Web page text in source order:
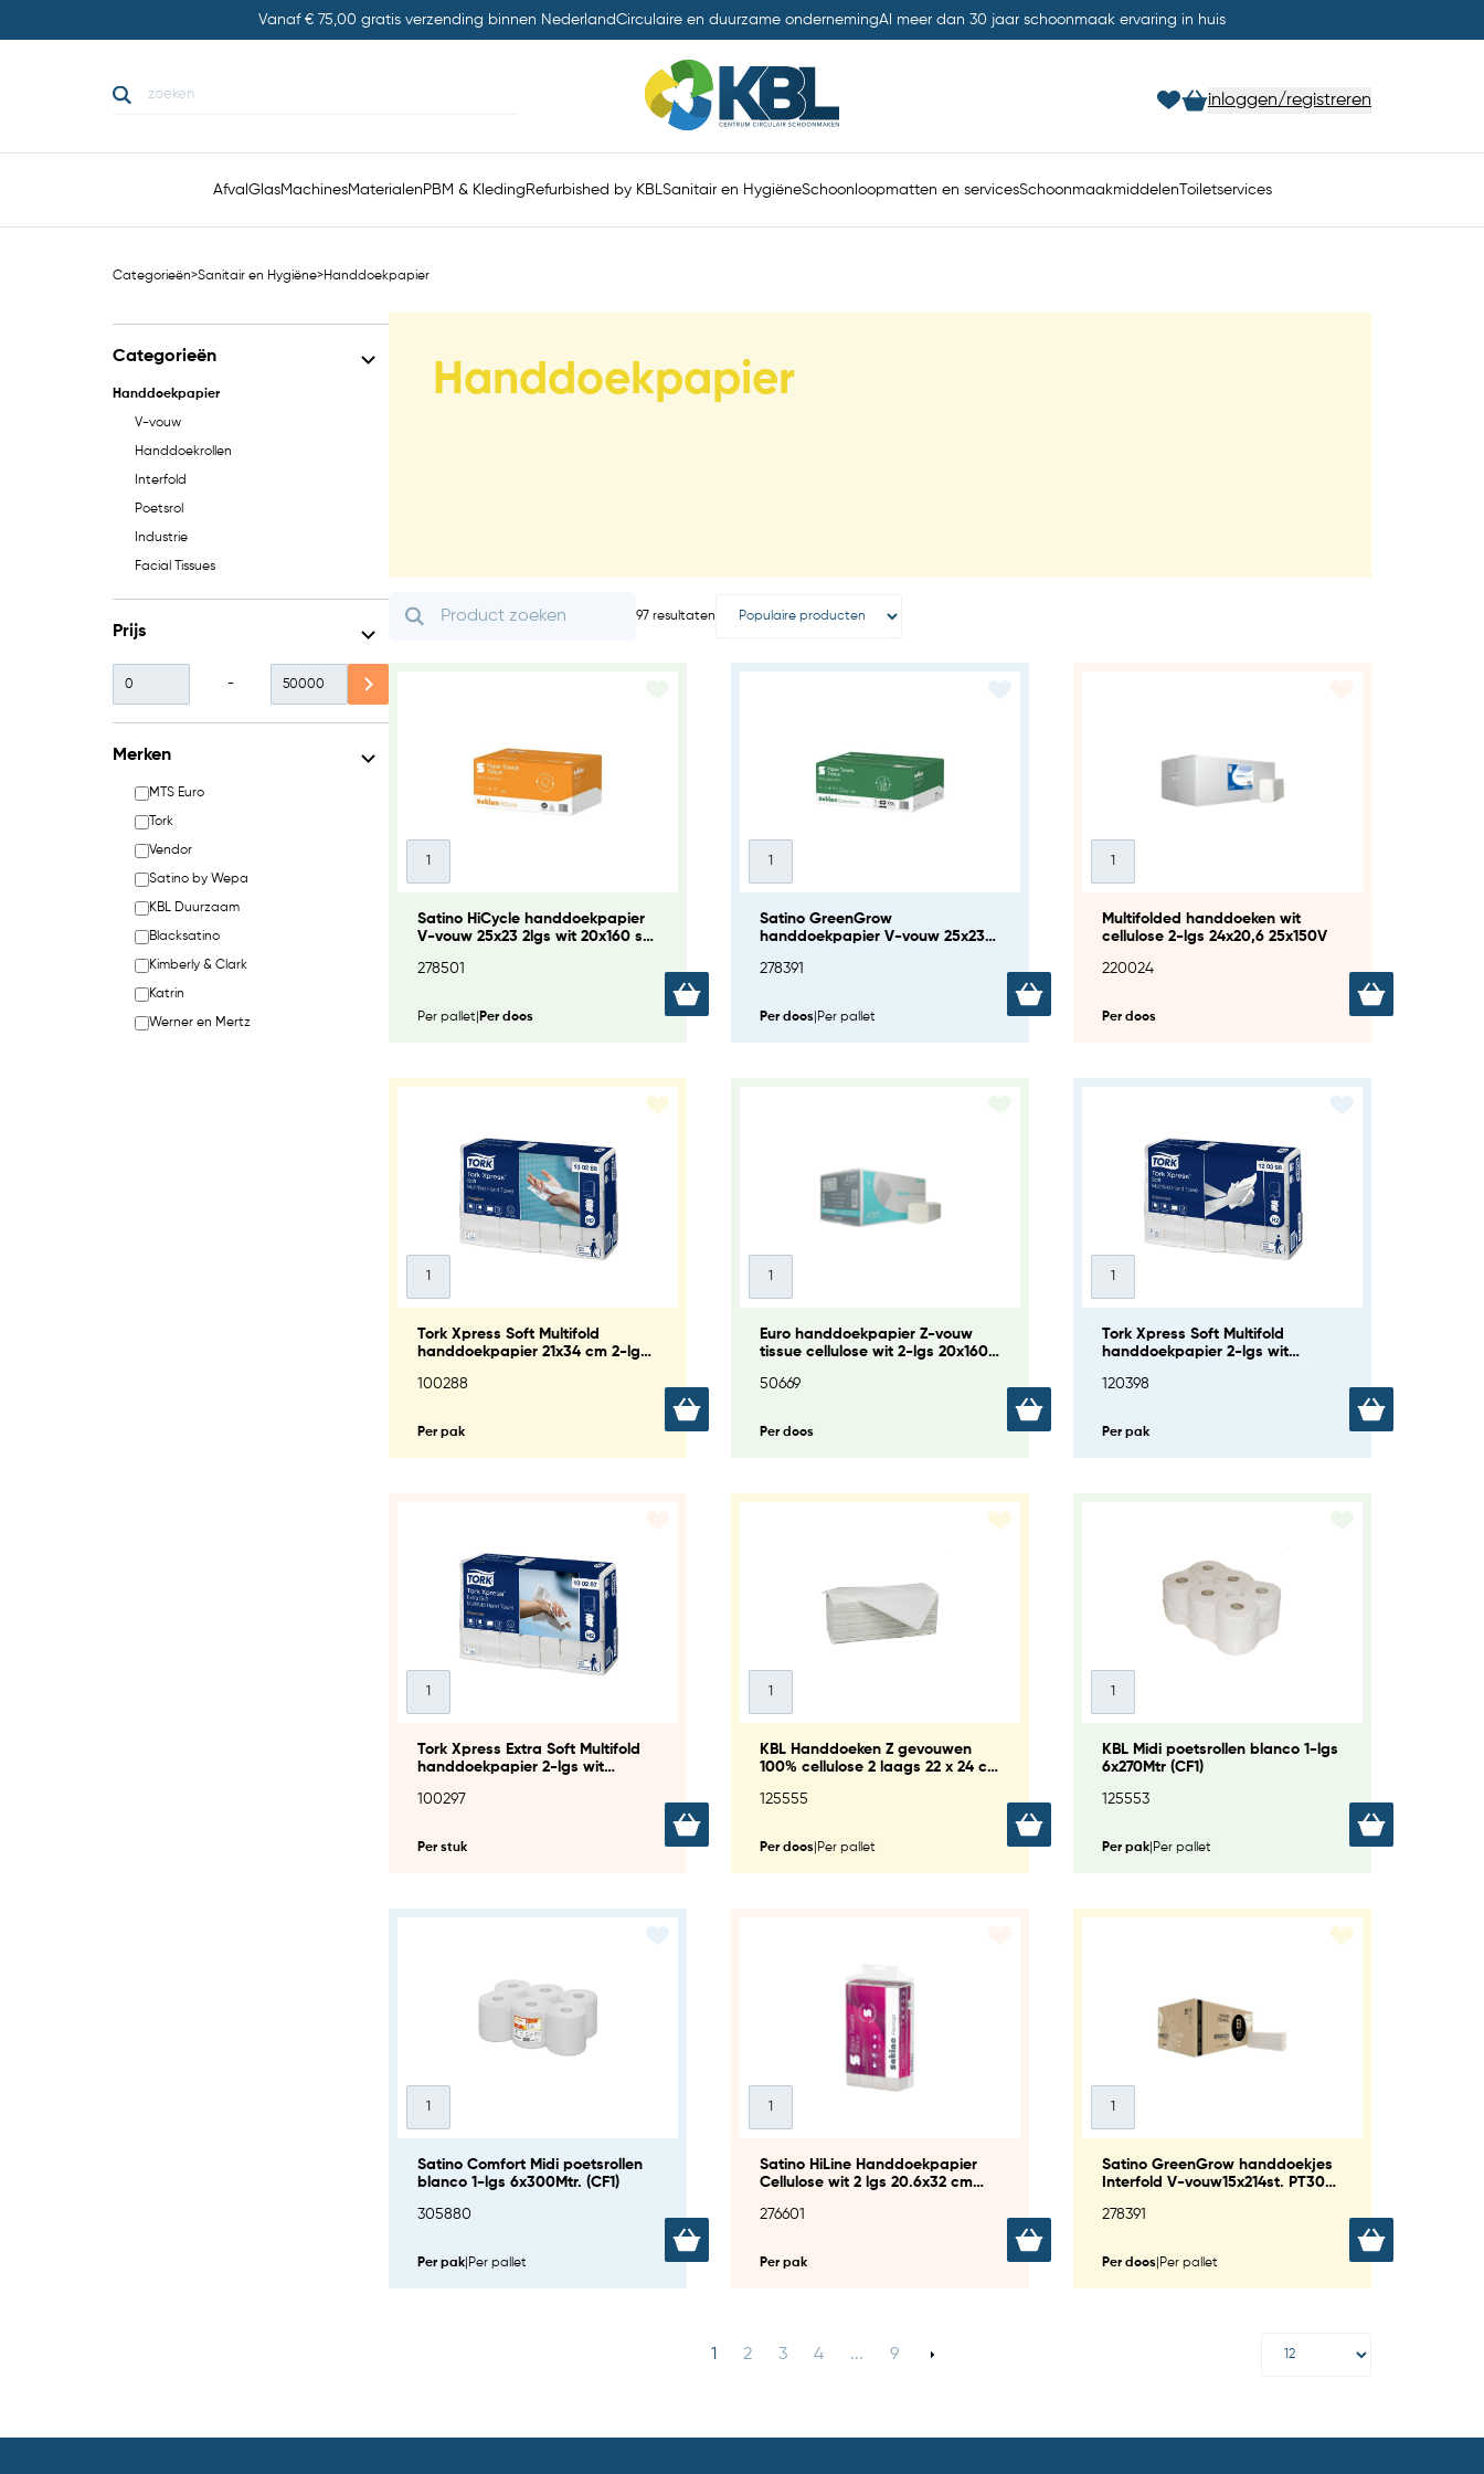
Vanaf € 75,00 gratis verzending binnen NederlandCirculaire en duurzame ondernemingAl meer dan 30 jaar schoonmaak ervaring in huis
inloggen/registreren
Afval GlasMachinesMaterialen PBM & Kleding Refurbished by KBLSanitair en HygiëneSchoonloopmatten en servicesSchoonmaakmiddelen Toiletservices
Categorieën>Sanitair en Hygiëne>Handdoekpapier
Categorieën
Handdoekpapier
V-vouw
Handdoekrollen
Interfold
Poetsrol
Industrie
Facial Tissues
Prijs
-
Merken
MTS Euro
Tork
Vendor
Satino by Wepa
KBL Duurzaam
Blacksatino
Kimberly & Clark
Katrin
Werner en Mertz
Handdoekpapier
97 resultaten
Satino HiCycle handdoekpapier
V-vouw 25x23 2lgs wit 20x160 st
278501
Per pallet Per doos
Satino GreenGrow
handdoekpapier V-vouw 25x23
278391
Per doos Per pallet
Multifolded handdoeken wit
cellulose 2-lgs 24x20,6 25x150V
220024
Per doos
Tork Xpress Soft Multifold
handdoekpapier 21x34 cm 2-lgs
100288
Per pak
Euro handdoekpapier Z-vouw
tissue cellulose wit 2-lgs 20x160
50669
Per doos
Tork Xpress Soft Multifold
handdoekpapier 2-lgs wit
120398
Per pak
Tork Xpress Extra Soft Multifold
handdoekpapier 2-lgs wit
100297
Per stuk
KBL Handdoeken Z gevouwen
100% cellulose 2 laags 22 x 24 cm
125555
Per doos Per pallet
KBL Midi poetsrollen blanco 1-lgs
6x270Mtr (CF1)
125553
Per pak Per pallet
Satino Comfort Midi poetsrollen
blanco 1-lgs 6x300Mtr. (CF1)
305880
Per pak Per pallet
Satino HiLine Handdoekpapier
Cellulose wit 2 lgs 20.6x32 cm
276601
Per pak
Satino GreenGrow handdoekjes
Interfold V-vouw15x214st. PT30
278391
Per doos Per pallet
1 2 3 4 ... 9